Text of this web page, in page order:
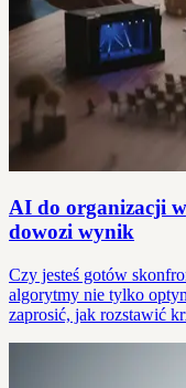
AI do organizacji
dowozi wynik
Czy jesteś gotów
algorytmy nie tylko
zaprosić, jak rozstawić